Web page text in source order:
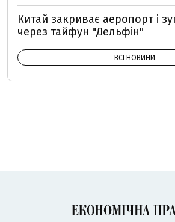
Китай закриває аеропорт і
через тайфун "Дельфін"
ВСІ НОВИНИ